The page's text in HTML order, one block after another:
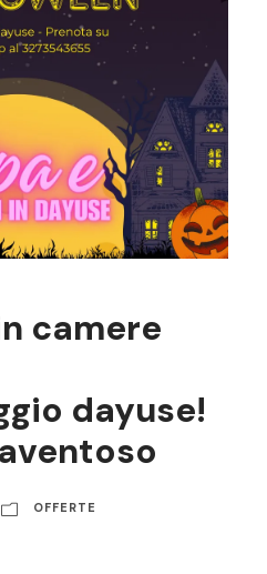
camere
dayuse!
OFFERTE